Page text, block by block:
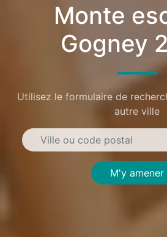
Monte
Gogney
Utilisez le formulaire de
autre ville
M'y amener